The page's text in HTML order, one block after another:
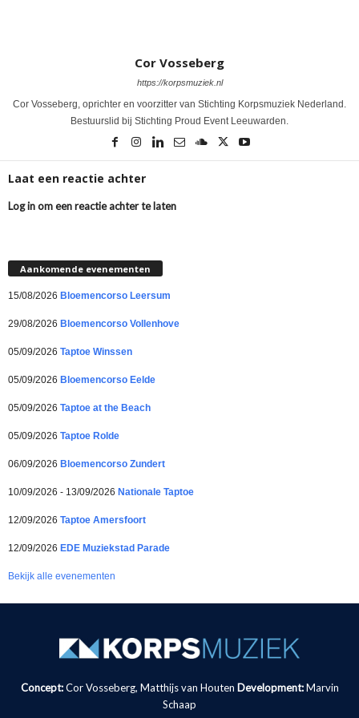
Cor Vosseberg
https://korpsmuziek.nl
Cor Vosseberg, oprichter en voorzitter van Stichting Korpsmuziek Nederland.
Bestuurslid bij Stichting Proud Event Leeuwarden.
Laat een reactie achter
Log in om een reactie achter te laten
Aankomende evenementen
15/08/2026 Bloemencorso Leersum
29/08/2026 Bloemencorso Vollenhove
05/09/2026 Taptoe Winssen
05/09/2026 Bloemencorso Eelde
05/09/2026 Taptoe at the Beach
05/09/2026 Taptoe Rolde
06/09/2026 Bloemencorso Zundert
10/09/2026 - 13/09/2026 Nationale Taptoe
12/09/2026 Taptoe Amersfoort
12/09/2026 EDE Muziekstad Parade
Bekijk alle evenementen
Concept:Cor Vosseberg, Matthijs van Houten Development: Marvin
Schaap